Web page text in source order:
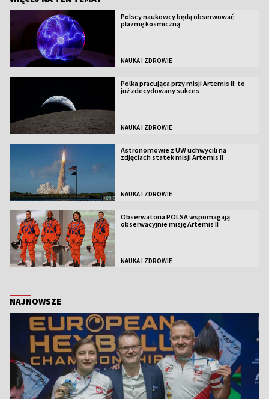
Polscy naukowcy będą obserwować
plazmę kosmiczną
NAUKA I ZDROWIE
Polka pracująca przy misji Artemis II: to
już zdecydowany sukces
NAUKA I ZDROWIE
Astronomowie z UW uchwycili na
zdjęciach statek misji Artemis II
NAUKA I ZDROWIE
Obserwatoria POLSA wspomagają
obserwacyjnie misję Artemis II
NAUKA I ZDROWIE
NAJNOWSZE